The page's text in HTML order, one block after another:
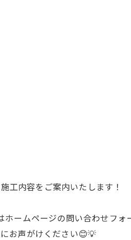
工内容をご案内いたします！
ホームページの問い合わせフォ
お声がけください😊💡